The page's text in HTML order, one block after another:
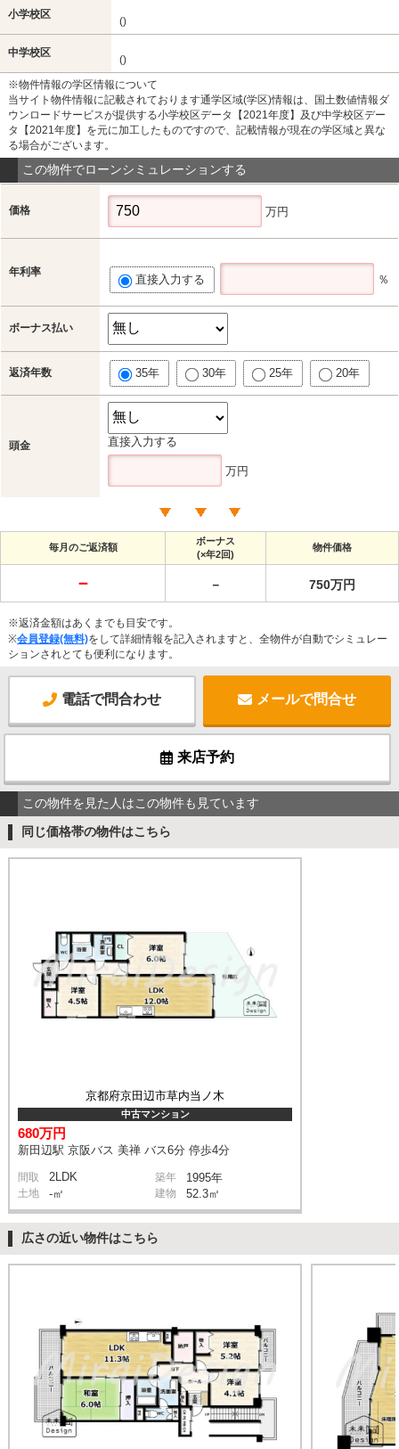
小学校区
()
中学校区
()
※物件情報の学区情報について
当サイト物件情報に記載されております通学区域(学区)情報は、国土数値情報ダ
ウンロードサービスが提供する小学校区データ【2021年度】及び中学校区デー
タ【2021年度】を元に加工したものですので、記載情報が現在の学区域と異な
る場合がございます。
この物件でローンシミュレーションする
価格 万円
年利率
直接入力する ％
ボーナス払い
返済年数 35年 30年 25年 20年
頭金 直接入力する
万円
毎月のご返済額
ボーナス
(×年2回)
物件価格
－ － 750万円
※返済金額はあくまでも目安です。
※会員登録(無料)をして詳細情報を記入されますと、全物件が自動でシミュレー
ションされとても便利になります。
電話で問合わせ メールで問合せ
来店予約
この物件を見た人はこの物件も見ています
同じ価格帯の物件はこちら
京都府京田辺市草内当ノ木
中古マンション
680万円
新田辺駅 京阪バス 美禅 バス6分 停歩4分
間取 2LDK 築年 1995年
土地 -㎡ 建物 52.3㎡
広さの近い物件はこちら